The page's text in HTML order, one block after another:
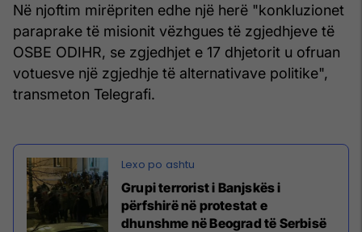
Në njoftim mirëpriten edhe një herë "konkluzionet
paraprake të misionit vëzhgues të zgjedhjeve të
OSBE ODIHR, se zgjedhjet e 17 dhjetorit u ofruan
votuesve një zgjedhje të alternativave politike",
transmeton Telegrafi.
Grupi terrorist i Banjskës i
përfshirë në protestat e
dhunshme në Beograd të Serbisë